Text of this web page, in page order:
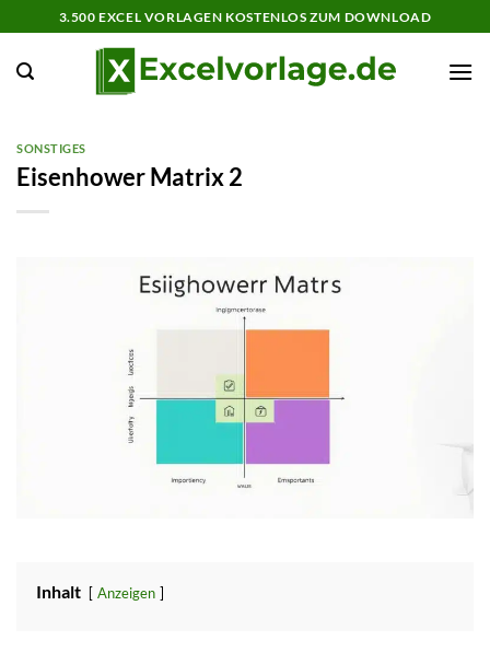
Inhalt
springen
3.500 EXCEL VORLAGEN KOSTENLOS ZUM DOWNLOAD
SONSTIGES
Eisenhower Matrix 2
Inhalt Anzeigen